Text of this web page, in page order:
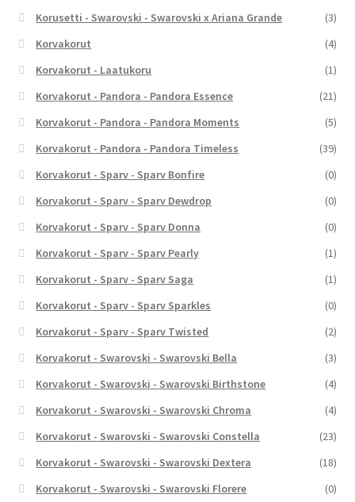
Korusetti - Swarovski - Swarovski x Ariana Grande
(3)
Korvakorut
(4)
Korvakorut - Laatukoru
(1)
Korvakorut - Pandora - Pandora Essence
(21)
Korvakorut - Pandora - Pandora Moments
(5)
Korvakorut - Pandora - Pandora Timeless
(39)
Korvakorut - Sparv - Sparv Bonfire
(0)
Korvakorut - Sparv - Sparv Dewdrop
(0)
Korvakorut - Sparv - Sparv Donna
(0)
Korvakorut - Sparv - Sparv Pearly
(1)
Korvakorut - Sparv - Sparv Saga
(1)
Korvakorut - Sparv - Sparv Sparkles
(0)
Korvakorut - Sparv - Sparv Twisted
(2)
Korvakorut - Swarovski - Swarovski Bella
(3)
Korvakorut - Swarovski - Swarovski Birthstone
(4)
Korvakorut - Swarovski - Swarovski Chroma
(4)
Korvakorut - Swarovski - Swarovski Constella
(23)
Korvakorut - Swarovski - Swarovski Dextera
(18)
Korvakorut - Swarovski - Swarovski Florere
(0)